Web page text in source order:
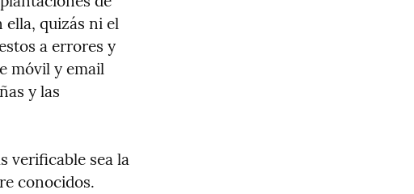
ella, quizás ni el
a errores y
móvil y email
y las
verificable sea la
conocidos.